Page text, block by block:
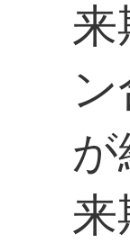
来
が
来